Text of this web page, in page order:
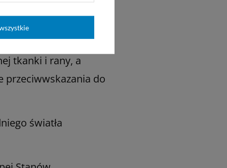
tkanki i rany, a
przeciwwskazania do
światła